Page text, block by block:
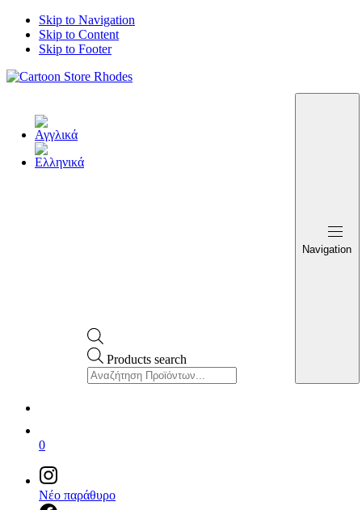
Skip to Navigation
Skip to Content
Skip to Footer
Products search
Navigation
0
Νέο παράθυρο